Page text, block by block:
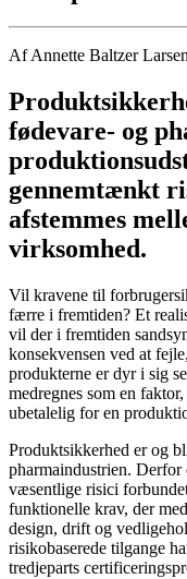
Af Annette Baltzer
fødevare- og
gennemtænkt
afstemmes
virksomhed.
Vil kravene til
færre i fremtiden? Et
vil der i fremtiden
konsekvensen ved at
produkterne er dyr i sig
medregnes som en
ubetalelig for en
Produktsikkerhed er og
pharmaindustrien.
væsentlige risici
funktionelle krav, der
design, drift og
risikobaserede tilgange
tredjeparts